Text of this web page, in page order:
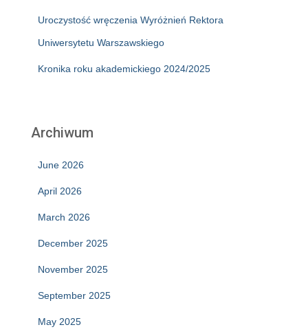
Uroczystość wręczenia Wyróżnień Rektora
Uniwersytetu Warszawskiego
Kronika roku akademickiego 2024/2025
Archiwum
June 2026
April 2026
March 2026
December 2025
November 2025
September 2025
May 2025